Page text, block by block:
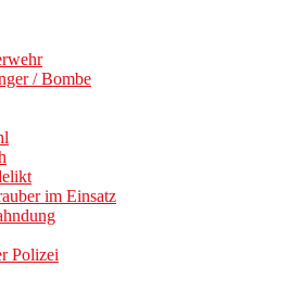
/ Bombe
im Einsatz
Polizei